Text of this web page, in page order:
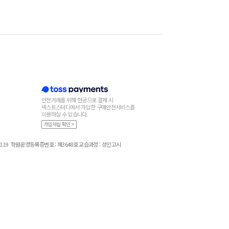
안전거래를 위해 현금으로 결제 시
넥스트스터디에서 가입한 구매안전서비스를
이용하실 수 있습니다.
가입사실 확인 >
학원운영등록증번호 : 제3648호 교습과정 : 성인고시